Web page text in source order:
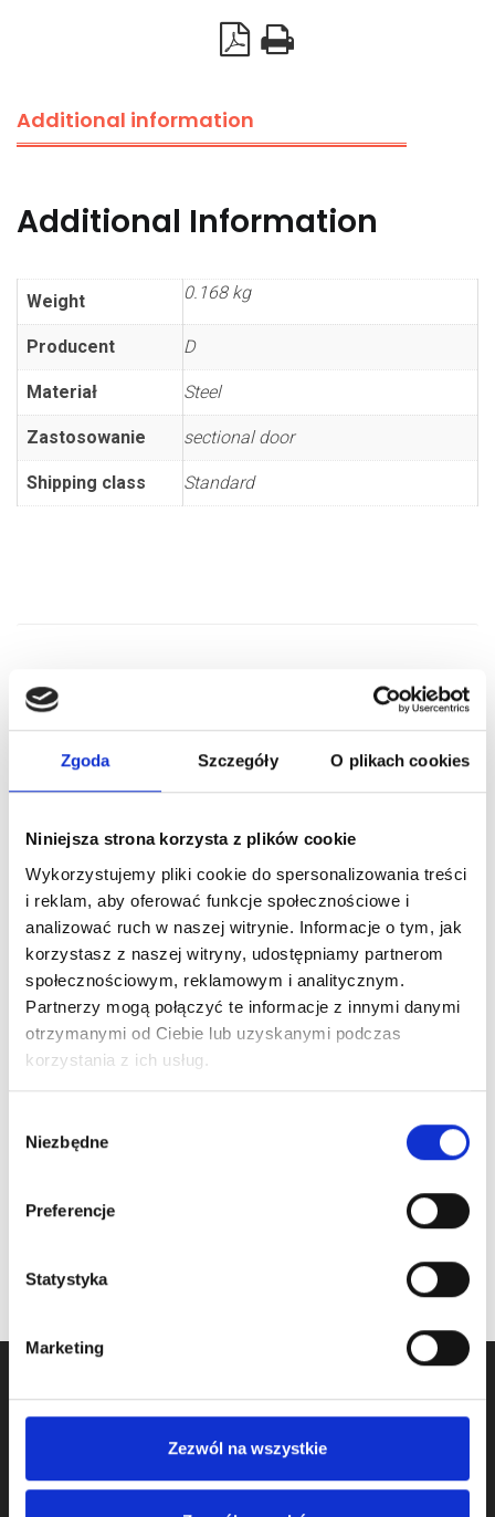
Zgoda Szczegóły O plikach cookies
Niniejsza strona korzysta z plików cookie
Wykorzystujemy pliki cookie do spersonalizowania treści
i reklam, aby oferować funkcje społecznościowe i
analizować ruch w naszej witrynie. Informacje o tym, jak
korzystasz z naszej witryny, udostępniamy partnerom
społecznościowym, reklamowym i analitycznym.
Partnerzy mogą połączyć te informacje z innymi danymi
otrzymanymi od Ciebie lub uzyskanymi podczas
korzystania z ich usług.
zgody
Niezbędne
Preferencje
Statystyka
Marketing
Zezwól na wszystkie
Additional information
Additional Information
Weight 0.168 kg
Producent D
Materiał Steel
Zastosowanie sectional door
Shipping class Standard
RELATED PRODUCTS
ARTICLE:190734
Center bearing
bracket, offset 111mm
Price inc. VAT
na stanie
ARTICLE:13018-L
0.00 € / piece